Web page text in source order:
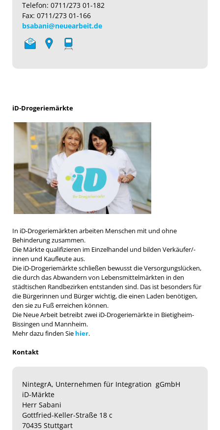
Telefon: 0711/273 01-182
Fax: 0711/273 01-166
bsabani@neuearbeit.de
iD-Drogeriemärkte
In iD-Drogeriemärkten arbeiten Menschen mit und ohne
Behinderung zusammen.
Die Märkte qualifizieren im Einzelhandel und bilden Verkäufer/-
innen und Kaufleute aus.
Die iD-Drogeriemärkte schließen bewusst die Versorgungslücken,
die durch das Abwandern von Lebensmittelmärkten in den
städtischen Randbezirken entstanden sind. Das ist besonders für
die Bürgerinnen und Bürger wichtig, die einen Laden benötigen,
den sie zu Fuß erreichen können.
Die Neue Arbeit betreibt zwei iD-Drogeriemärkte in Bietigheim-
Bissingen und Mannheim.
Mehr dazu finden Sie hier.
Kontakt
NintegrA, Unternehmen für Integration gGmbH
iD-Märkte
Herr Sabani
Gottfried-Keller-Straße 18 c
70435 Stuttgart